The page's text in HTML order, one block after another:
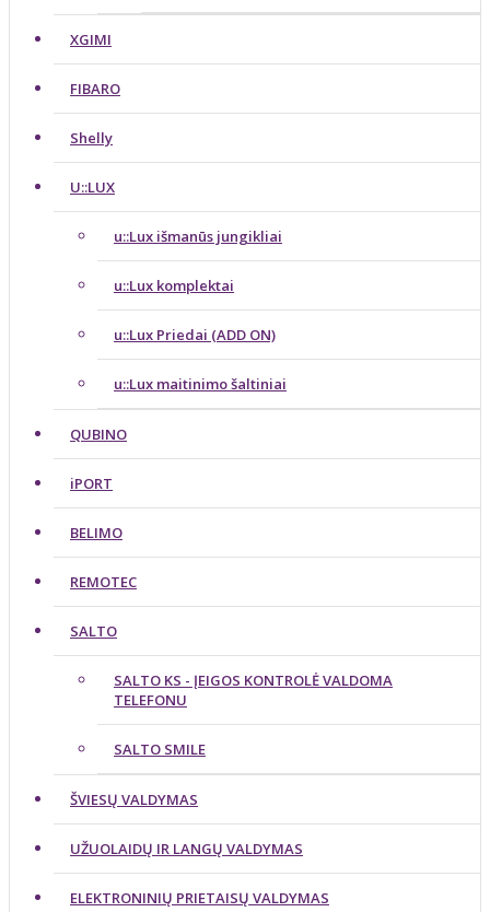
XGIMI
FIBARO
Shelly
U::LUX
u::Lux išmanūs jungikliai
u::Lux komplektai
u::Lux Priedai (ADD ON)
u::Lux maitinimo šaltiniai
QUBINO
iPORT
BELIMO
REMOTEC
SALTO
SALTO KS - ĮEIGOS KONTROLĖ VALDOMA
TELEFONU
SALTO SMILE
ŠVIESŲ VALDYMAS
UŽUOLAIDŲ IR LANGŲ VALDYMAS
ELEKTRONINIŲ PRIETAISŲ VALDYMAS